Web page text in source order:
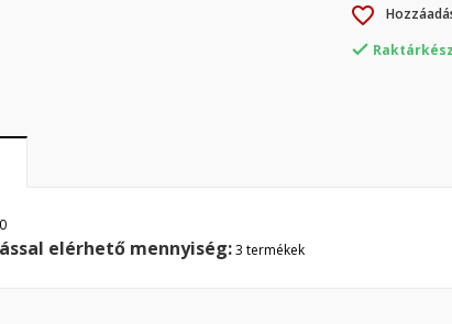
favorite_border

elérhető mennyiség:3 termékek
létrehozása